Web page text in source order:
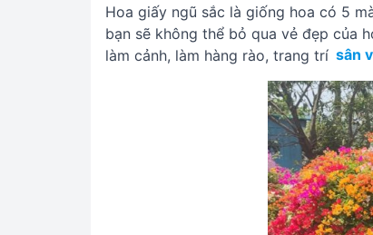
Hoa giấy ngũ sắc là giống hoa có 5
bạn sẽ không thể bỏ qua vẻ đẹp của
làm cảnh, làm hàng rào, trang trí sân